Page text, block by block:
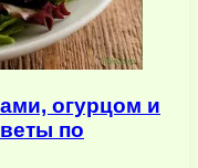
огурцом и
по